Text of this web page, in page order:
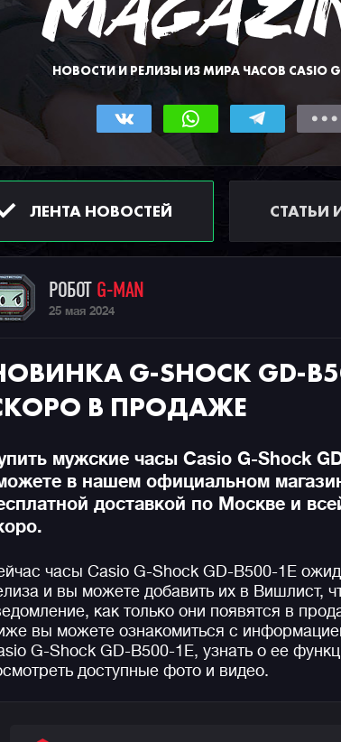
НОВОСТИ И РЕЛИЗЫ ИЗ МИРА ЧАСОВ CASIO
ЛЕНТА НОВОСТЕЙ СТАТЬИ
РОБОТ G-MAN
25 мая 2024
G-SHOCK GD-
В ПРОДАЖЕ
мужские часы Casio G-Shock
в нашем официальном
доставкой по Москве и
часы Casio G-Shock GD-B500-1E
и вы можете добавить их в Вишлист,
как только они появятся в
вы можете ознакомиться с
G-Shock GD-B500-1E, узнать о ее
доступные фото и видео.